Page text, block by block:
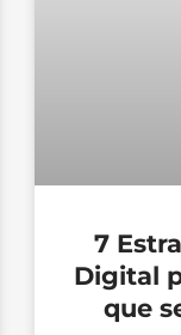
7
Digital
que